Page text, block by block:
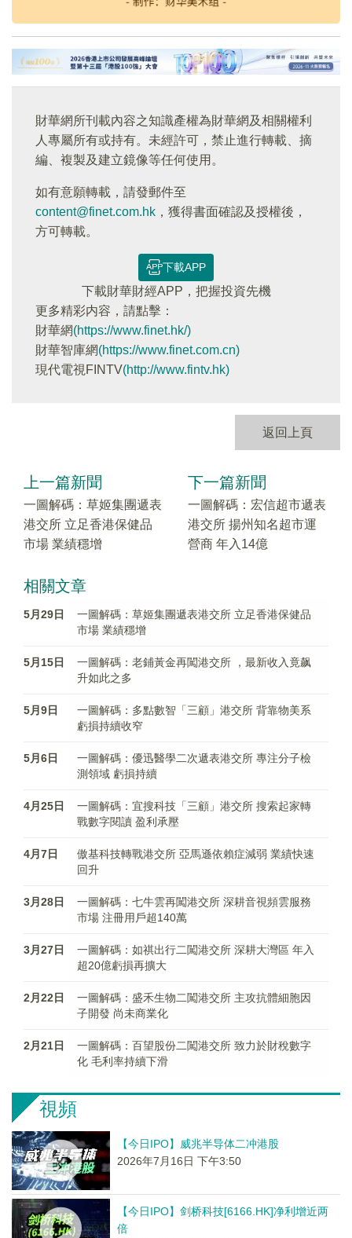
財華網所刊載內容之知識產權為財華網及相關權利
人專屬所有或持有。未經許可，禁止進行轉載、摘
編、複製及建立鏡像等任何使用。
如有意願轉載，請發郵件至
content@finet.com.hk ，獲得書面確認及授權後，
方可轉載。
下載APP
下載財華財經APP，把握投資先機
更多精彩内容，請點擊：
財華網(https://www.finet.hk/)
財華智庫網(https://www.finet.com.cn)
現代電視FINTV(http://www.fintv.hk)
返回上頁
上一篇新聞
一圖解碼：草姬集團遞表
港交所 立足香港保健品
市場 業績穩增
下一篇新聞
一圖解碼：宏信超市遞表
港交所 揚州知名超市運
營商 年入14億
相關文章
5月29日
一圖解碼：草姬集團遞表港交所 立足香港保健品
市場 業績穩增
5月15日
一圖解碼：老鋪黃金再闖港交所 ，最新收入竟飙
升如此之多
5月9日
一圖解碼：多點數智「三顧」港交所 背靠物美系
虧損持續收窄
5月6日
一圖解碼：優迅醫學二次遞表港交所 專注分子檢
測領域 虧損持續
4月25日
一圖解碼：宜搜科技「三顧」港交所 搜索起家轉
戰數字閱讀 盈利承壓
4月7日
傲基科技轉戰港交所 亞馬遜依賴症減弱 業績快速
回升
3月28日
一圖解碼：七牛雲再闖港交所 深耕音視頻雲服務
市場 注冊用戶超140萬
3月27日
一圖解碼：如祺出行二闖港交所 深耕大灣區 年入
超20億虧損再擴大
2月22日
一圖解碼：盛禾生物二闖港交所 主攻抗體細胞因
子開發 尚未商業化
2月21日
一圖解碼：百望股份二闖港交所 致力於財稅數字
化 毛利率持續下滑
視頻
【今日IPO】威兆半导体二冲港股
2026年7月16日 下午3:50
【今日IPO】剑桥科技[6166.HK]净利增近两
倍